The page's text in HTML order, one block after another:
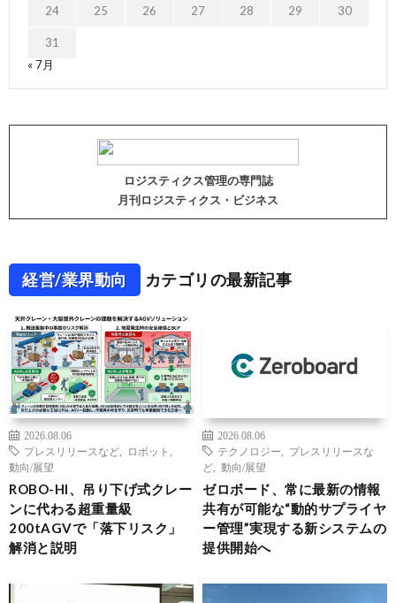
24 25 26 27 28 29 30
31
« 7月
ロジスティクス管理の専門誌
月刊ロジスティクス・ビジネス
経営/業界動向 カテゴリの最新記事
2026.08.06
プレスリリースなど
ロボット
動向/展望
ROBO-HI、吊り下げ式クレー
ンに代わる超重量級
200tAGVで「落下リスク」
解消と説明
2026.08.06
テクノロジー
プレスリリースな
ど
動向/展望
ゼロボード、常に最新の情報
共有が可能な“動的サプライヤ
ー管理”実現する新システムの
提供開始へ